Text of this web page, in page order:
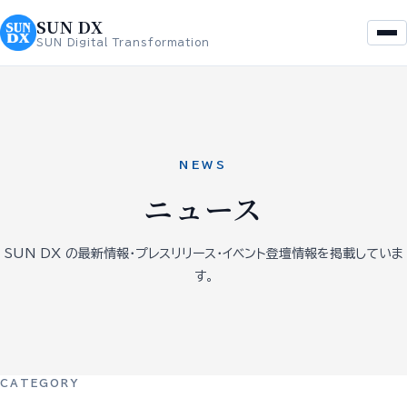
を
ス
キ
へ
ス
キ
SUN DX
SUN Digital Transformation
NEWS
ニュース
SUN DX の最新情報・プレスリリース・イベント登壇情報を掲載していま
す。
CATEGORY